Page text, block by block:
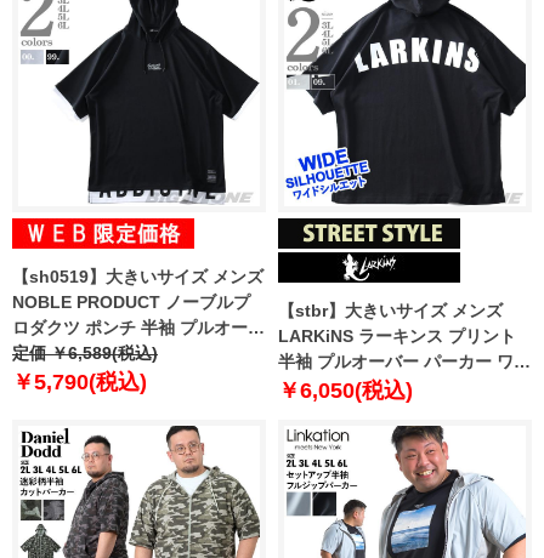
【sh0519】大きいサイズ メンズ
NOBLE PRODUCT ノーブルプ
ロダクツ ポンチ 半袖 プルオーバ
ー パーカー ap22-188-29g
定価 ￥6,589(税込)
￥5,790(税込)
【stbr】大きいサイズ メンズ
LARKiNS ラーキンス プリント
半袖 プルオーバー パーカー ワイ
ドシルエット l2651-362
￥6,050(税込)